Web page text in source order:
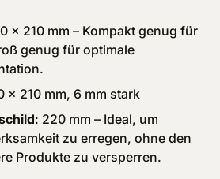
x 210 mm – Kompakt genug für
genug für optimale
x 210 mm, 6 mm stark
: 220 mm – Ideal, um
zu erregen, ohne den
Produkte zu versperren.